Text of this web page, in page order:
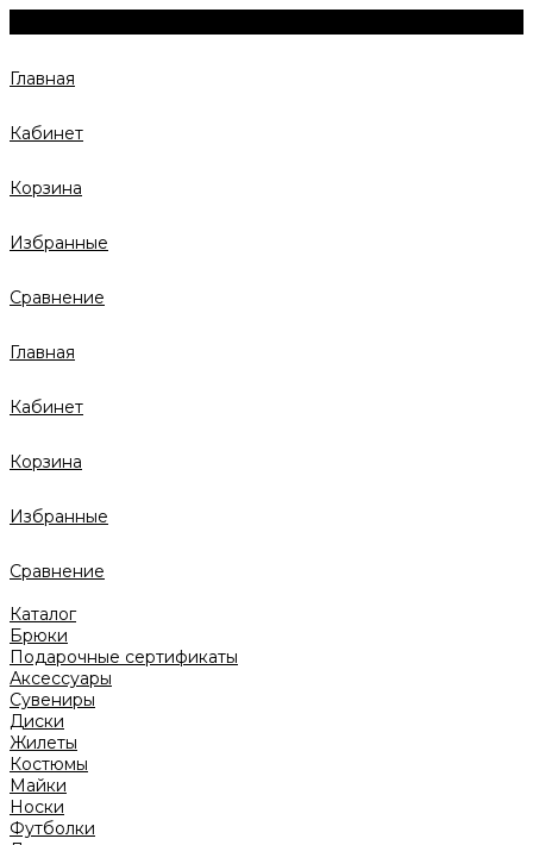
Главная
Кабинет
Корзина
Избранные
Сравнение
Главная
Кабинет
Корзина
Избранные
Сравнение
Каталог
Брюки
Подарочные сертификаты
Аксессуары
Сувениры
Диски
Жилеты
Костюмы
Майки
Носки
Футболки